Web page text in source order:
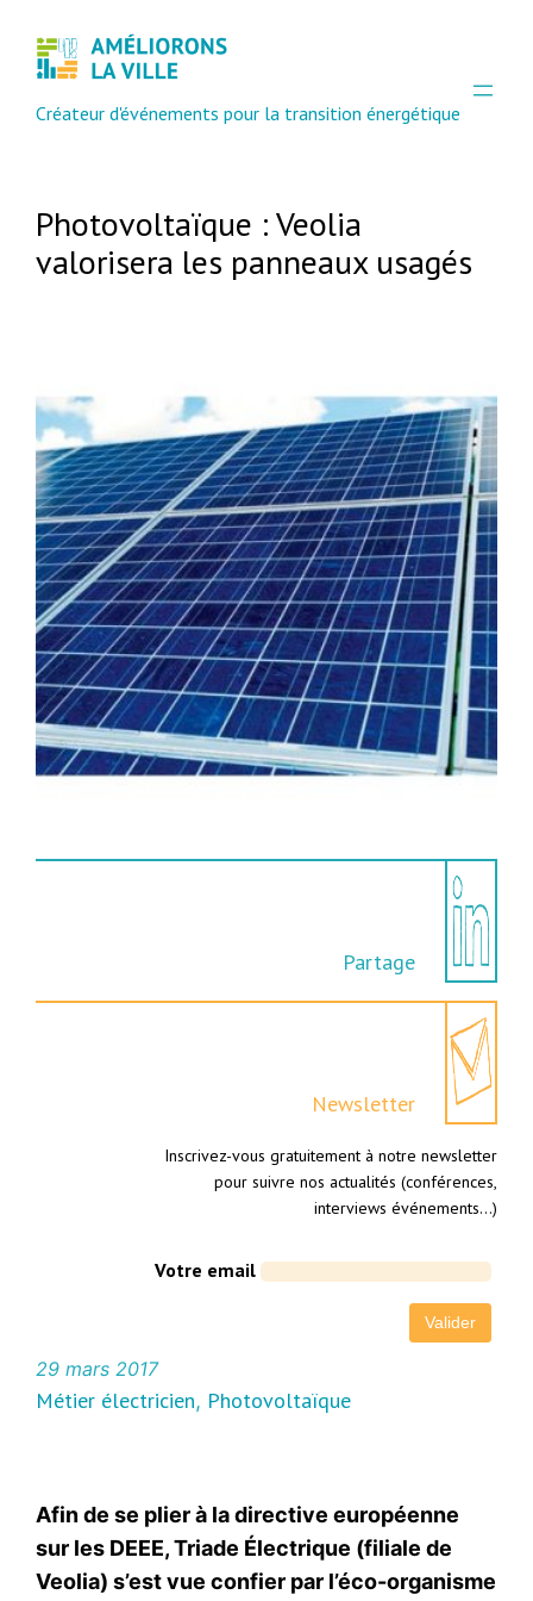
Créateur d'événements pour la transition énergétique
Photovoltaïque : Veolia
valorisera les panneaux usagés
Partage
Newsletter
Inscrivez-vous gratuitement à notre newsletter
pour suivre nos actualités (conférences,
interviews événements…)
Votre email
29 mars 2017
Métier électricien, Photovoltaïque
Afin de se plier à la directive européenne
sur les DEEE, Triade Électrique (filiale de
Veolia) s’est vue confier par l’éco-organisme